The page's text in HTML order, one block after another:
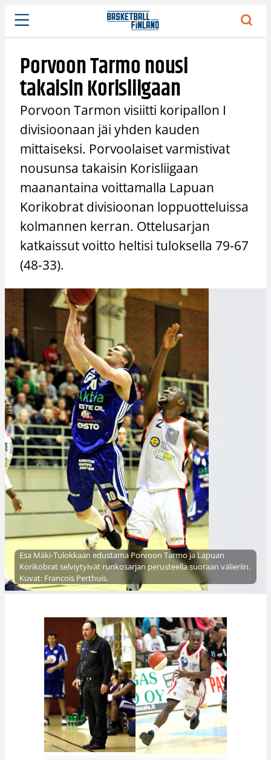
Siirry
sisältöön
Porvoon Tarmo nousi
takaisin Korisliigaan
Porvoon Tarmon visiitti koripallon I
divisioonaan jäi yhden kauden
mittaiseksi. Porvoolaiset varmistivat
nousunsa takaisin Korisliigaan
maanantaina voittamalla Lapuan
Korikobrat divisioonan loppuotteluissa
kolmannen kerran. Ottelusarjan
katkaissut voitto heltisi tuloksella 79-67
(48-33).
Esa Mäki-Tulokkaan edustama Porvoon Tarmo ja Lapuan
Korikobrat selviytyivät runkosarjan perusteella suoraan välieriin.
Kuvat: Francois Perthuis.